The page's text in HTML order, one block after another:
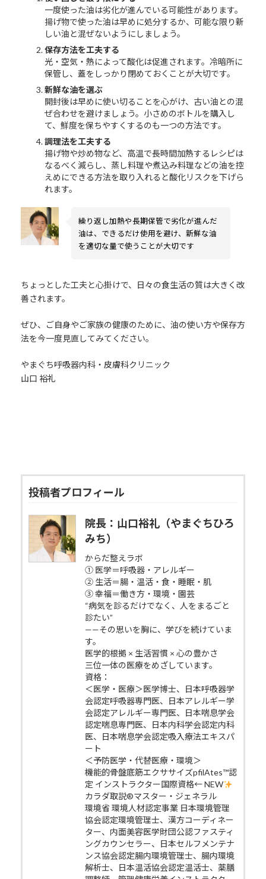
一度使った油は劣化が進んでいる可能性があります。
揚げ物で使った油は早めに処分するか、可能な限り新
しい油と混ぜないようにしましょう。
保存方法を工夫する
光・空気・熱によって酸化は促進されます。冷暗所に
保管し、蓋をしっかり閉めておくことが大切です。
新鮮な油を選ぶ
開封後は早めに使い切ることを心がけ、古い油との混
ぜ合わせを避けましょう。小さめのボトルを購入し
て、鮮度を保ちやすくするのも一つの方法です。
調理法を工夫する
揚げ物や炒め物など、高温で長時間加熱するレシピは
なるべく減らし、蒸し料理や煮込み料理などの油を控
えめにできる方法を取り入れると酸化リスクを下げら
れます。
繰り返し加熱や長期保管で劣化が進んだ
油は、できるだけ使用を避け、新鮮な油
を適切な量で使うことが大切です
ちょっとした工夫と心掛けで、日々の食生活の質は大きく改
善されます。
ぜひ、ご自身やご家族の健康のために、油の使い方や保存方
法を今一度見直してみてください。
やまぐち呼吸器内科・皮膚科クリニック
山口 裕礼
投稿者プロフィール
院長：山口裕礼（やまぐちひろ
みち）
からだ整えラボ
① 医学＝呼吸器・アレルギー
② 生活＝腸・温活・食・睡眠・肌
③ 幸福＝働き方・環境・園芸
“病気を診るだけでなく、人をまるごと
診たい”
——その思いを胸に、学びを続けていま
す。
医学的根拠 × 生活習慣 × 心の豊かさ
三位一体の医療をめざしています。
資格：
＜医学・医療＞医学博士、日本呼吸器学
会認定呼吸器専門医、日本アレルギー学
会認定アレルギー専門医、日本喘息学会
認定喘息専門医、日本内科学会認定内科
医、日本喘息学会認定吸入療法エキスパ
ート
＜予防医学・代替医療・環境＞
機能的骨盤底筋エクササイズpfilAtes™認
定 インストラクター国際資格← NEW
カラダ取説®マスター・ジェネラル
環境省 環境人材認定事業 日本環境管理
協会認定環境管理士、漢方コーディネー
ター、内面美容医学財団公認ファスティ
ングカウンセラー、日本セルフメンテナ
ンス協会認定腸内環境管理士、腸内環境
解析士、日本温活協会認定温活士、薬膳